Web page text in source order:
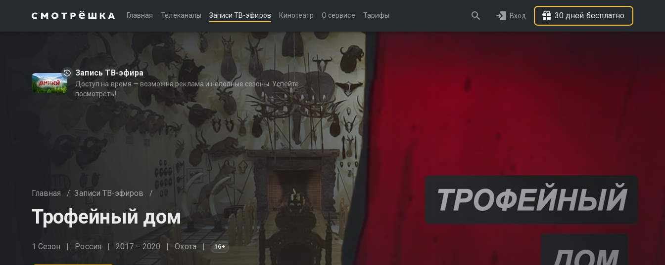
Главная Телеканалы Записи ТВ-эфиров Кинотеатр О сервисе Тарифы Вход 30 дней бесплатно
Запись ТВ-эфира
Доступ на время — возможна реклама и неполные сезоны. Успейте
посмотреть!
Главная / Записи ТВ-эфиров /
Трофейный дом
1 Сезон Россия 2017 – 2020 Охота 16+